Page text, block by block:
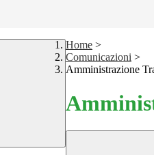
Home >
Comunicazioni >
Amministrazione